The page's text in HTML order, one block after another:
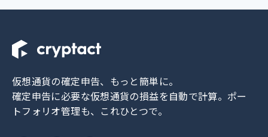
仮想通貨の確定申告、もっと簡単に。
確定申告に必要な仮想通貨の損益を自動で計算。 ポー
トフォリオ管理も、これひとつで。